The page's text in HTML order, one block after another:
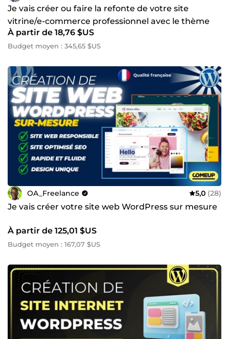
Je vais créer ou faire la refonte de votre site
vitrine/e-commerce professionnel avec le thème
Divi
À partir de 18,76 $US
Budget moyen : 345,65 $US
OA_Freelance 5,0 (28)
Je vais créer votre site web WordPress sur mesure
À partir de 125,01 $US
Budget moyen : 167,07 $US